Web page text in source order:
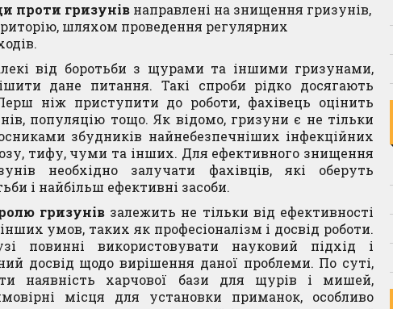
проти гризунів направлені на знищення гризунів,
шляхом проведення регулярних
від боротьби з щурами та іншими гризунами,
дане питання. Такі спроби рідко досягають
ніж приступити до роботи, фахівець оцінить
популяцію тощо. Як відомо, гризуни є не тільки
збудників найнебезпечніших інфекційних
тифу, чуми та інших. Для ефективного знищення
необхідно залучати фахівців, які оберуть
і найбільш ефективні засоби.
гризунівзалежить не тільки від ефективності
умов, таких як професіоналізм і досвід роботи.
повинні використовувати науковий підхід і
досвід щодо вирішення даної проблеми. По суті,
наявність харчової бази для щурів і мишей,
місця для установки приманок, особливо